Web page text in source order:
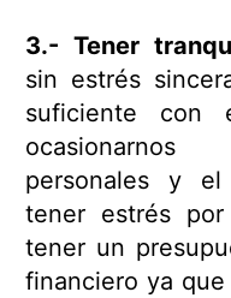
3.- Tener
sin estrés
suficiente con
personales y
tener estrés
tener un
financiero ya